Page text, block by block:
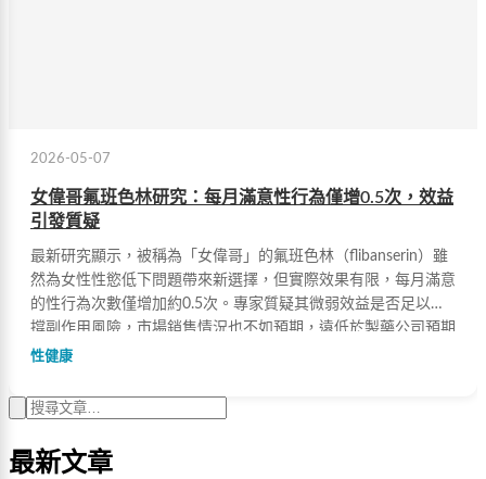
2026-05-07
女偉哥氟班色林研究：每月滿意性行為僅增0.5次，效益
引發質疑
最新研究顯示，被稱為「女偉哥」的氟班色林（flibanserin）雖
然為女性性慾低下問題帶來新選擇，但實際效果有限，每月滿意
的性行為次數僅增加約0.5次。專家質疑其微弱效益是否足以支
撐副作用風險，市場銷售情況也不如預期，遠低於製藥公司預期
目標。
性健康
最新文章